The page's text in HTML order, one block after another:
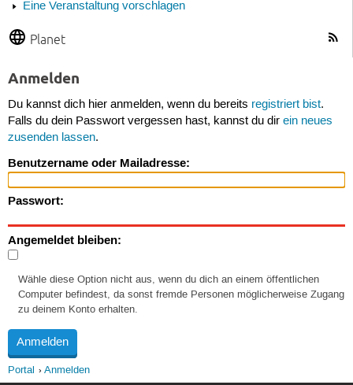
Eine Veranstaltung vorschlagen
Planet
Anmelden
Du kannst dich hier anmelden, wenn du bereits registriert bist.
Falls du dein Passwort vergessen hast, kannst du dir ein neues
zusenden lassen.
Benutzername oder Mailadresse:
Passwort:
Angemeldet bleiben:
Wähle diese Option nicht aus, wenn du dich an einem öffentlichen
Computer befindest, da sonst fremde Personen möglicherweise Zugang
zu deinem Konto erhalten.
Portal Anmelden